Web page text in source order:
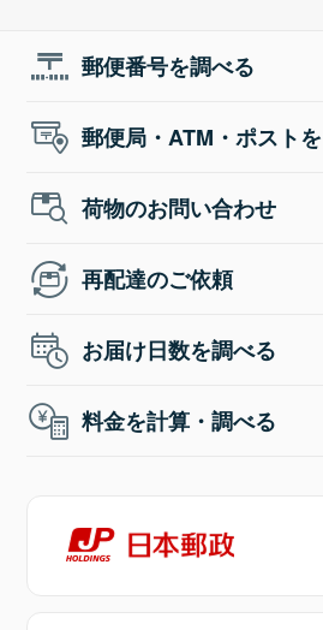
郵便番号を調べる
郵便局・ATM・ポスト
荷物のお問い合わせ
再配達のご依頼
お届け日数を調べる
料金を計算・調べる